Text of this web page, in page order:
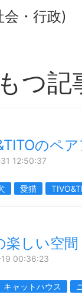
会・行政)
つ記
のペ
12:50:37
愛猫
楽しい空間
00:36:23
キャットハウス